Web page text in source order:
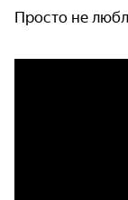
Просто не